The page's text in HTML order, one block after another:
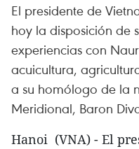
El presidente de
hoy la disposición de
experiencias con
acuicultura,
a su homólogo de la
Meridional, Baron
Hanoi (VNA) - El